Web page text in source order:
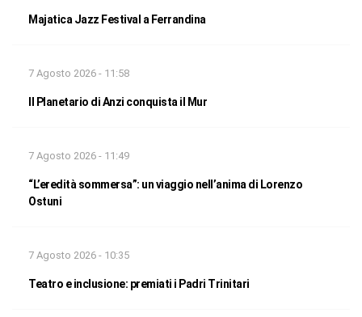
Majatica Jazz Festival a Ferrandina
7 Agosto 2026 - 11:58
Il Planetario di Anzi conquista il Mur
7 Agosto 2026 - 11:49
“L’eredità sommersa”: un viaggio nell’anima di Lorenzo
Ostuni
7 Agosto 2026 - 10:35
Teatro e inclusione: premiati i Padri Trinitari